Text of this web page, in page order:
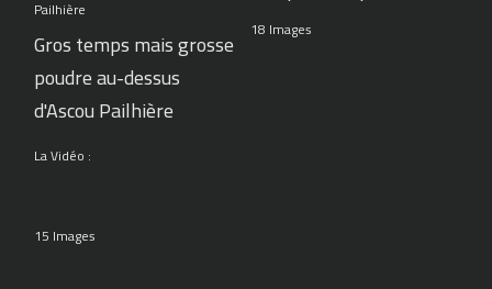
Gros temps mais grosse
poudre au-dessus
d'Ascou Pailhière
La Vidéo :
15 Images
18 Images